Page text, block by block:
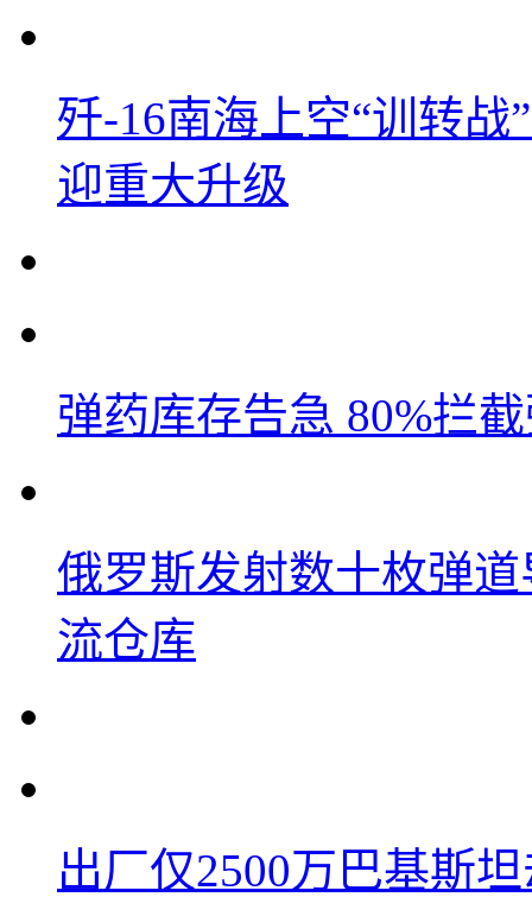
歼-16南海上空“训转
迎重大升级
弹药库存告急 80%拦
俄罗斯发射数十枚弹
流仓库
出厂仅2500万巴基斯